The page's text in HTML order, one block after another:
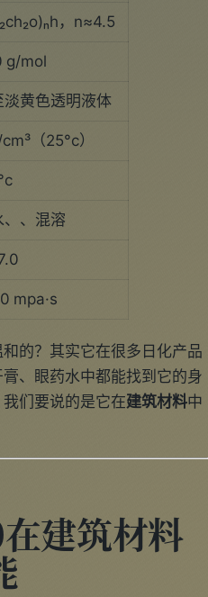
，n≈4.5
g/mol
淡黄色透明液体
（25°c）
、、混溶
mpa·s
的？其实它在很多日化产品
、眼药水中都能找到它的身
们要说的是它在建筑材料中
建筑材料